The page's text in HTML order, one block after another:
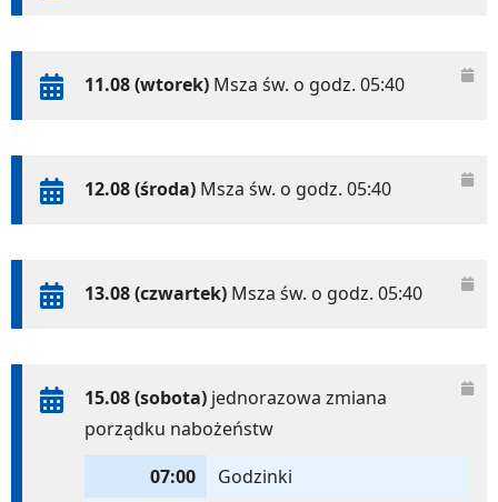
11.08 (wtorek)Msza św. o godz. 05:40
12.08 (środa)Msza św. o godz. 05:40
13.08 (czwartek)Msza św. o godz. 05:40
15.08 (sobota)jednorazowa zmiana
porządku nabożeństw
07:00
Godzinki